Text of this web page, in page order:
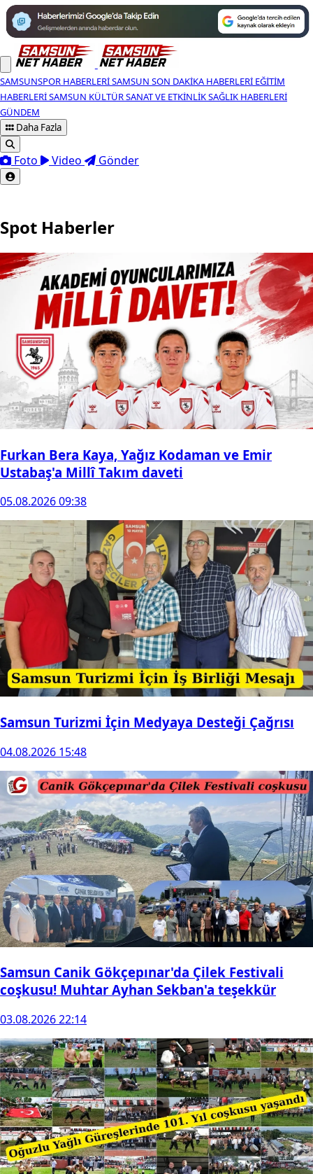
SAMSUNSPOR HABERLERISAMSUN SON DAKIKA HABERLERI EĞITIM
HABERLERISAMSUN KÜLTÜR SANAT VE ETKINLIKSAĞLIK HABERLERI
GÜNDEM
Daha Fazla
Foto Video Gönder
Spot Haberler
Furkan Bera Kaya, Yağız Kodaman ve Emir
Ustabaş'a Millî Takım daveti
05.08.2026 09:38
Samsun Turizmi İçin Medyaya Desteği Çağrısı
04.08.2026 15:48
Samsun Canik Gökçepınar'da Çilek Festivali
coşkusu! Muhtar Ayhan Sekban'a teşekkür
03.08.2026 22:14